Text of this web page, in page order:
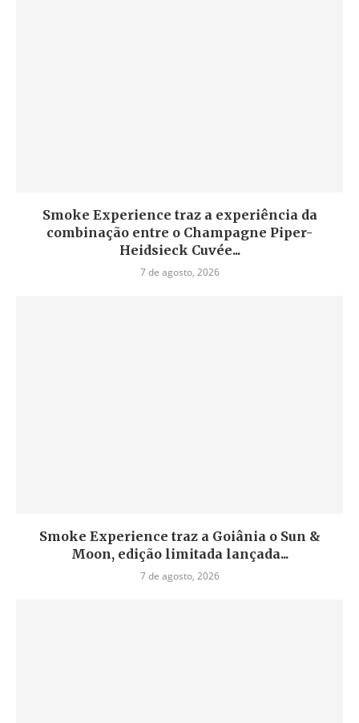
Smoke Experience traz a experiência da
combinação entre o Champagne Piper-
Heidsieck Cuvée...
7 de agosto, 2026
Smoke Experience traz a Goiânia o Sun &
Moon, edição limitada lançada...
7 de agosto, 2026